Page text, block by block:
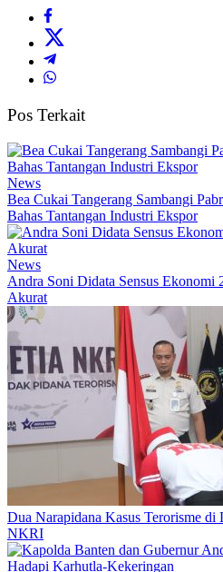
Pos Terkait
News
Bea Cukai Tangerang Sambangi
Bahas Tantangan Industri Ekspor
News
Andra Soni Didata Sensus Ekonomi
Akurat
Dua Narapidana Kasus Terorisme di
NKRI